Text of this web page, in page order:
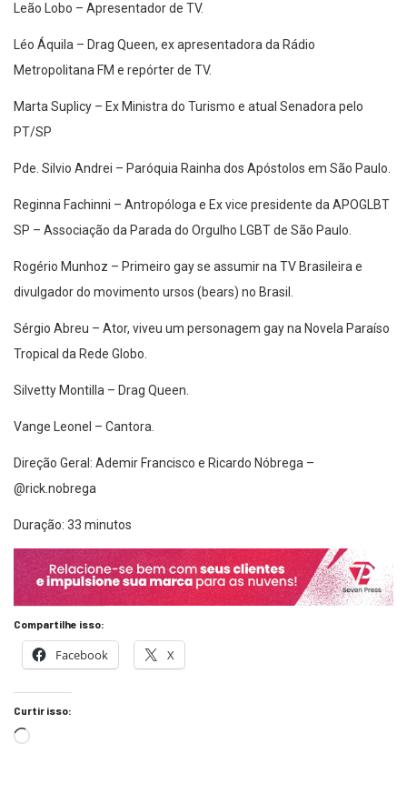
Leão Lobo – Apresentador de TV.
Léo Áquila – Drag Queen, ex apresentadora da Rádio
Metropolitana FM e repórter de TV.
Marta Suplicy – Ex Ministra do Turismo e atual Senadora pelo
PT/SP
Pde. Silvio Andrei – Paróquia Rainha dos Apóstolos em São Paulo.
Reginna Fachinni – Antropóloga e Ex vice presidente da APOGLBT
SP – Associação da Parada do Orgulho LGBT de São Paulo.
Rogério Munhoz – Primeiro gay se assumir na TV Brasileira e
divulgador do movimento ursos (bears) no Brasil.
Sérgio Abreu – Ator, viveu um personagem gay na Novela Paraíso
Tropical da Rede Globo.
Silvetty Montilla – Drag Queen.
Vange Leonel – Cantora.
Direção Geral: Ademir Francisco e Ricardo Nóbrega –
@rick.nobrega
Duração: 33 minutos
Compartilhe isso:
Facebook X
Curtir isso: